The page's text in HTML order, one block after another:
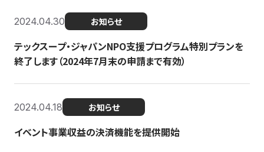
2024.04.30 お知らせ
テックスープ・ジャパンNPO支援プログラム特別プランを
終了します（2024年7月末の申請まで有効）
2024.04.18 お知らせ
イベント事業収益の決済機能を提供開始